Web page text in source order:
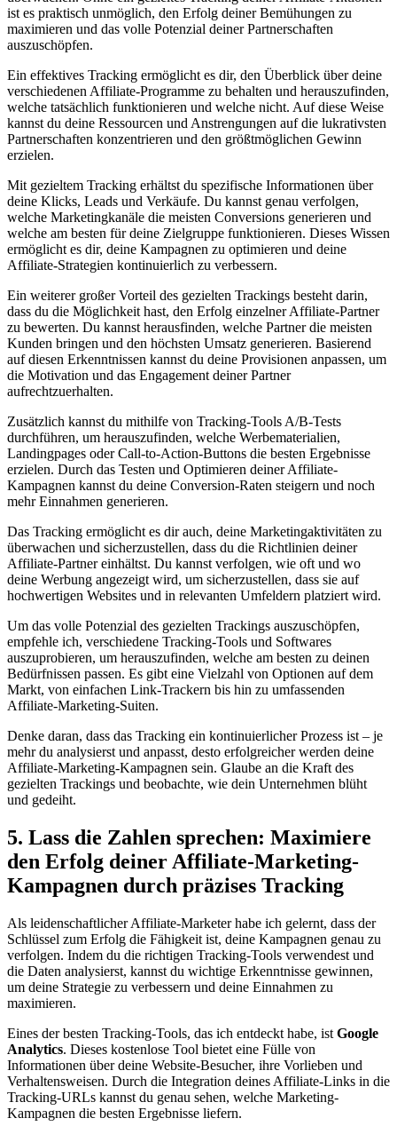
ist es praktisch unmöglich, den Erfolg deiner Bemühungen zu
maximieren und das volle ⁣Potenzial deiner Partnerschaften‌
auszuschöpfen.
Ein‌ effektives Tracking‌ ermöglicht es‌ dir, den Überblick über deine
verschiedenen ​Affiliate-Programme zu behalten ‍und⁤ herauszufinden,
welche tatsächlich​ funktionieren und welche​ nicht.⁤ Auf ⁣diese Weise
⁣kannst⁤ du deine Ressourcen und Anstrengungen auf die ‍lukrativsten
‍Partnerschaften⁢ konzentrieren​ und den größtmöglichen Gewinn
erzielen.
Mit gezieltem Tracking erhältst‍ du spezifische Informationen über
deine Klicks, Leads und Verkäufe. Du kannst genau verfolgen,
⁣welche Marketingkanäle die⁣ meisten Conversions ‌generieren⁢ und
welche am besten für deine‍ Zielgruppe ⁤funktionieren. Dieses Wissen
ermöglicht es dir, deine Kampagnen zu optimieren ‌und deine⁣
Affiliate-Strategien kontinuierlich zu verbessern.
Ein weiterer ⁢großer ⁤Vorteil ‌des ⁣gezielten Trackings besteht darin,
dass du ‌die Möglichkeit hast, den Erfolg​ einzelner Affiliate-Partner⁢
zu bewerten. Du​ kannst herausfinden, welche Partner die meisten
Kunden bringen und​ den höchsten Umsatz generieren. ⁣Basierend
auf ⁢diesen ⁤Erkenntnissen kannst du deine ‌Provisionen anpassen, um
⁤die Motivation und das Engagement deiner ‌Partner
aufrechtzuerhalten.
Zusätzlich kannst du mithilfe ⁤von Tracking-Tools A/B-Tests
durchführen,⁤ um herauszufinden, welche Werbematerialien,‍
Landingpages⁤ oder ⁢Call-to-Action-Buttons die besten ⁢Ergebnisse​
erzielen. Durch ‌das Testen und ⁣Optimieren ⁤deiner Affiliate-
Kampagnen ​kannst du deine Conversion-Raten steigern und ⁣noch
mehr Einnahmen generieren.
Das Tracking ermöglicht es ‌dir ​auch, deine Marketingaktivitäten⁣ zu
‍überwachen und sicherzustellen, dass ​du⁤ die Richtlinien deiner
Affiliate-Partner einhältst. Du ⁤kannst ⁤verfolgen, wie ‍oft und wo
deine Werbung angezeigt wird,‍ um sicherzustellen, dass sie auf
hochwertigen⁤ Websites und in relevanten Umfeldern platziert wird.
Um das volle Potenzial​ des ‍gezielten Trackings ⁢auszuschöpfen,
⁣empfehle ich, ‌verschiedene ⁤Tracking-Tools und‍ Softwares
⁢auszuprobieren, um herauszufinden, welche‍ am ⁤besten zu ⁤deinen
Bedürfnissen passen. Es gibt ‍eine⁢ Vielzahl von‌ Optionen auf dem
Markt, ‌von ⁣einfachen Link-Trackern bis hin zu umfassenden⁤
Affiliate-Marketing-Suiten.
Denke daran,⁤ dass das Tracking ein‌ kontinuierlicher⁢ Prozess ist – ⁣je
mehr du⁤ analysierst ‍und ⁢anpasst, desto erfolgreicher werden deine
Affiliate-Marketing-Kampagnen sein. Glaube an die Kraft⁤ des‌
gezielten ⁣Trackings und⁤ beobachte, wie⁤ dein Unternehmen blüht
und gedeiht.
5. Lass die Zahlen ​sprechen: Maximiere
den‌ Erfolg deiner Affiliate-Marketing-
Kampagnen durch präzises Tracking
Als leidenschaftlicher Affiliate-Marketer habe⁢ ich gelernt, dass der
Schlüssel zum Erfolg die Fähigkeit ist, deine​ Kampagnen genau ⁢zu‌
verfolgen. Indem du‍ die richtigen Tracking-Tools ‌verwendest und
die‍ Daten analysierst, kannst du ‍wichtige Erkenntnisse gewinnen,
um deine Strategie ⁢zu verbessern und deine ⁢Einnahmen zu
maximieren.
Eines ⁣der besten Tracking-Tools, das ich ⁤entdeckt habe, ​ist Google
Analytics. Dieses kostenlose ⁣Tool⁢ bietet eine Fülle von⁤
Informationen über deine Website-Besucher, ihre Vorlieben und
Verhaltensweisen. Durch die Integration deines ​Affiliate-Links in die
Tracking-URLs kannst ⁣du genau sehen, ‍welche ​Marketing-
Kampagnen ‍die​ besten Ergebnisse liefern.